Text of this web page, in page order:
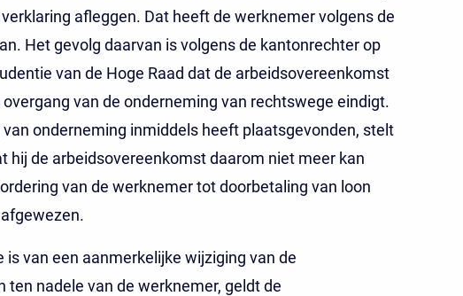
afleggen. Dat heeft de werknemer volgens de
Het gevolg daarvan is volgens de kantonrechter op
van de Hoge Raad dat de arbeidsovereenkomst
van de onderneming van rechtswege eindigt.
onderneming inmiddels heeft plaatsgevonden, stelt
hij de arbeidsovereenkomst daarom niet meer kan
van de werknemer tot doorbetaling van loon
is van een aanmerkelijke wijziging van de
ten nadele van de werknemer, geldt de